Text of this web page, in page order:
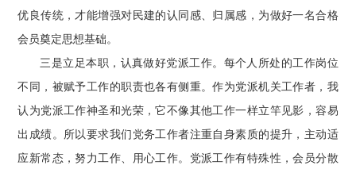
优良传统，才能增强对民建的认同感、归属感，为做好一名合格
会员奠定思想基础。
三是立足本职，认真做好党派工作。每个人所处的工作岗位
不同，被赋予工作的职责也各有侧重。作为党派机关工作者，我
认为党派工作神圣和光荣，它不像其他工作一样立竿见影，容易
出成绩。所以要求我们党务工作者注重自身素质的提升，主动适
应新常态，努力工作、用心工作。党派工作有特殊性，会员分散